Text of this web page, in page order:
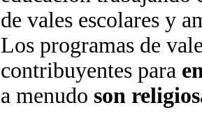
de vales escolares y
Los programas de
contribuyentes para
a menudo son